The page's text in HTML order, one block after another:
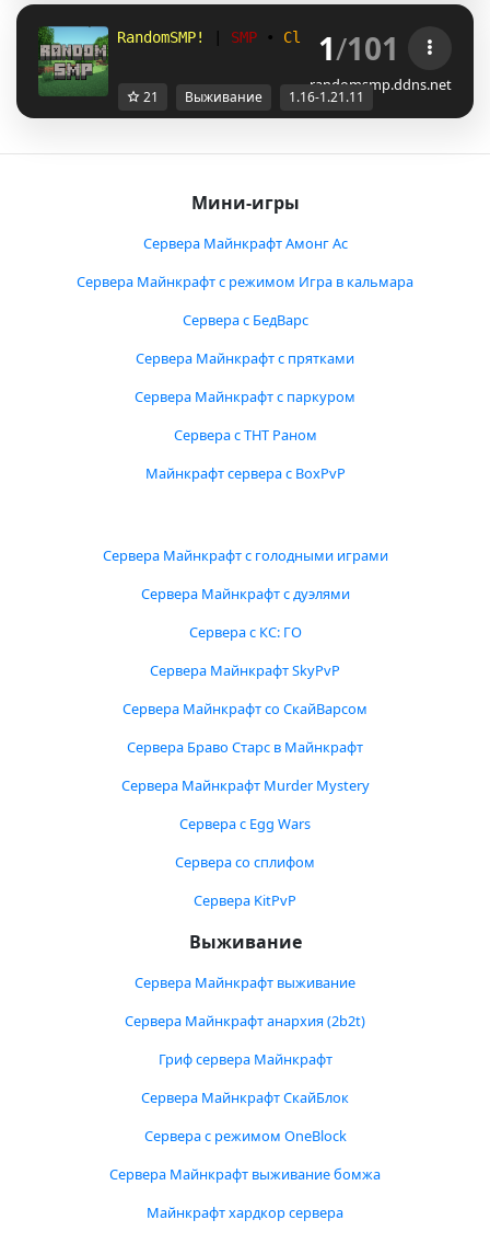
RandomSMP! SMP • Clans • Semi-Vanilla
1/101
randomsmp.ddns.net
21 Выживание 1.16-1.21.11
Мини-игры
Сервера Майнкрафт Амонг Ас
Сервера Майнкрафт с режимом Игра в кальмара
Сервера с БедВарс
Сервера Майнкрафт с прятками
Сервера Майнкрафт с паркуром
Сервера с ТНТ Раном
Майнкрафт сервера с BoxPvP
Сервера Майнкрафт с голодными играми
Сервера Майнкрафт с дуэлями
Сервера с КС: ГО
Сервера Майнкрафт SkyPvP
Сервера Майнкрафт со СкайВарсом
Сервера Браво Старс в Майнкрафт
Сервера Майнкрафт Murder Mystery
Сервера с Egg Wars
Сервера со сплифом
Сервера KitPvP
Выживание
Сервера Майнкрафт выживание
Сервера Майнкрафт анархия (2b2t)
Гриф сервера Майнкрафт
Сервера Майнкрафт СкайБлок
Сервера с режимом OneBlock
Сервера Майнкрафт выживание бомжа
Майнкрафт хардкор сервера